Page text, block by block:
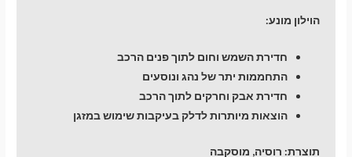
הוילון מונע:
חדירת השמש וחום לתוך פנים הרכב
התחממות יתר של נהג ונוסעים
חדירת אבק וחרקים לתוך הרכב
הוצאות מיותרות לדלק בעיקבות שימוש במזגן
תוצרת: רוסיה, מוסקבה